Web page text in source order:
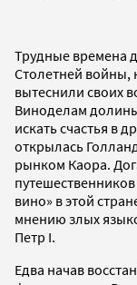
Трудные времена
Столетней войны,
вытеснили своих
Виноделам
искать счастья в
открылась
рынком Каора.
вино» в этой
мнению злых
Петр I.
Едва начав